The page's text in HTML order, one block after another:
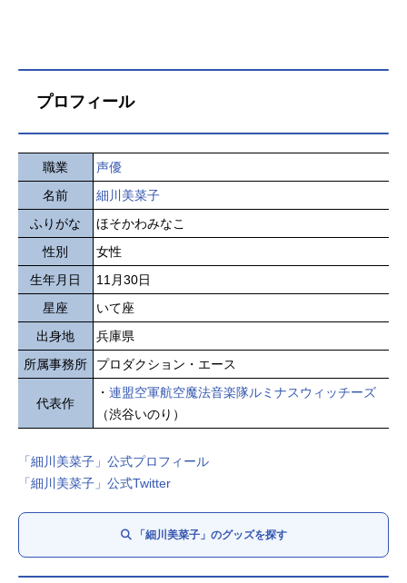
プロフィール
職業
声優
名前
細川美菜子
ふりがな
ほそかわみなこ
性別
女性
生年月日
11月30日
星座
いて座
出身地
兵庫県
所属事務所
プロダクション・エース
代表作
・ 連盟空軍航空魔法音楽隊ルミナスウィッチーズ
（渋谷いのり）
「細川美菜子」公式プロフィール
「細川美菜子」公式Twitter
「細川美菜子」のグッズを探す